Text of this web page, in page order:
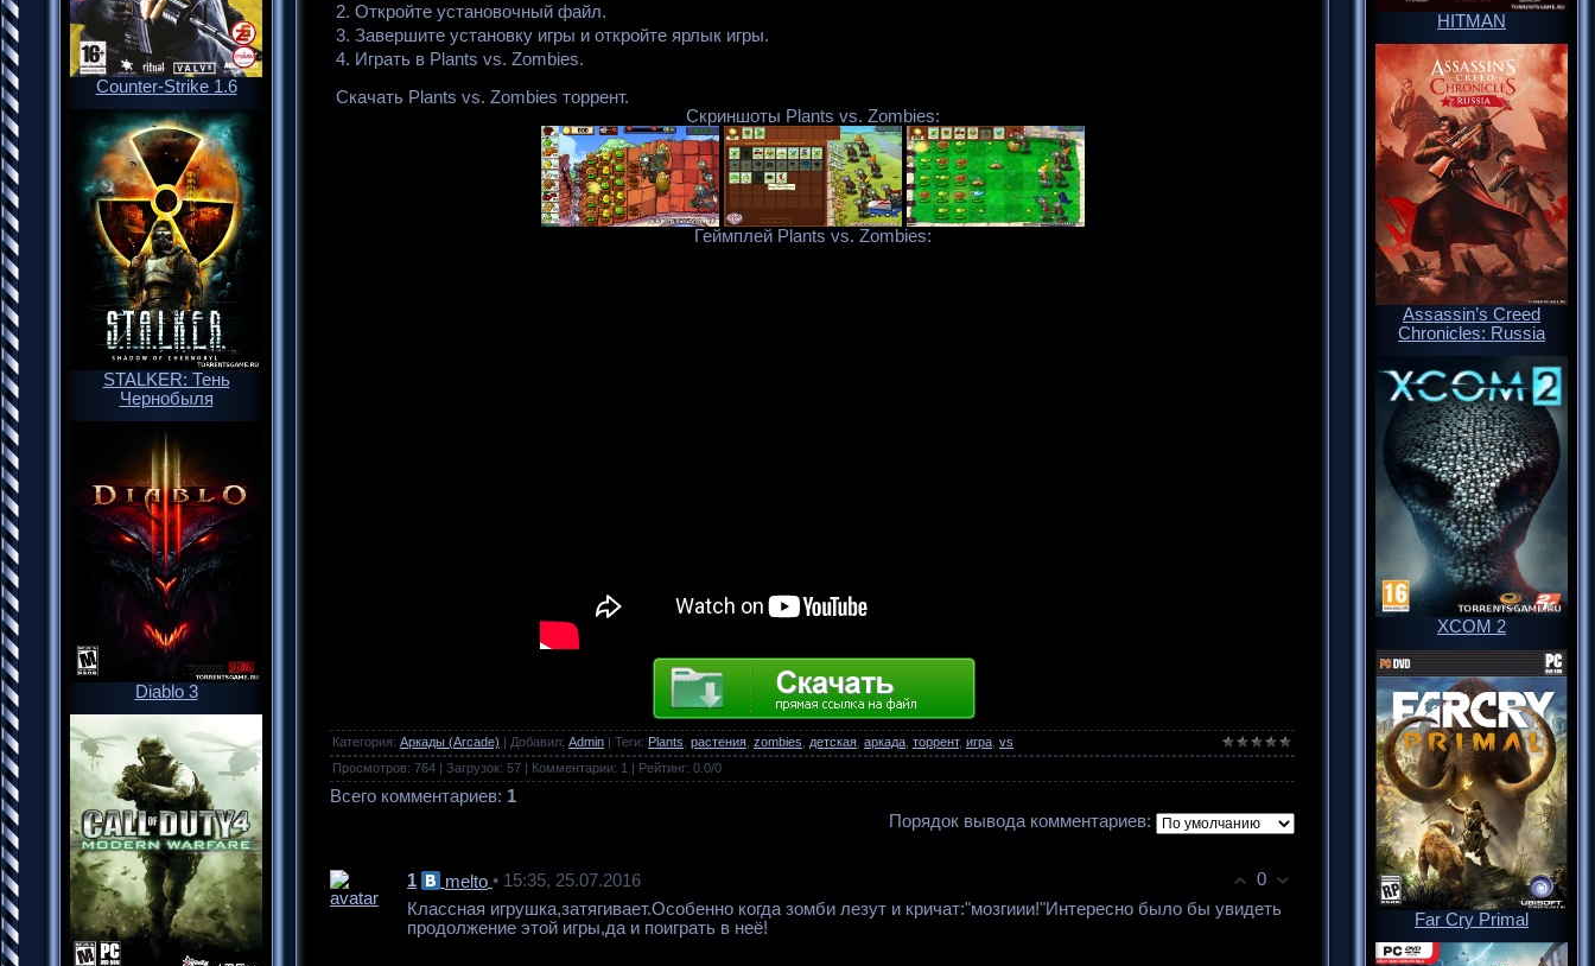
Counter-Strike 1.6
STALKER: Тень
Чернобыля
Diablo 3
2. Откройте установочный файл.
3. Завершите установку игры и откройте ярлык игры.
4. Играть в Plants vs. Zombies.
Скачать Plants vs. Zombies торрент.
Скриншоты Plants vs. Zombies:
Геймплей Plants vs. Zombies:
Категория: Аркады (Arcade) Добавил: Admin Теги: Plants, растения, zombies, детская, аркада, торрент, игра, vs
Просмотров: 764 Загрузок: 57 Комментарии: 1 Рейтинг: 0.0/0
Всего комментариев: 1
Порядок вывода комментариев:
0
1 melto • 15:35, 25.07.2016
Классная игрушка,затягивает.Особенно когда зомби лезут и кричат:"мозгиии!"Интересно было бы увидеть
продолжение этой игры,да и поиграть в неё!
HITMAN
Assassin’s Creed
Chronicles: Russia
XCOM 2
Far Cry Primal